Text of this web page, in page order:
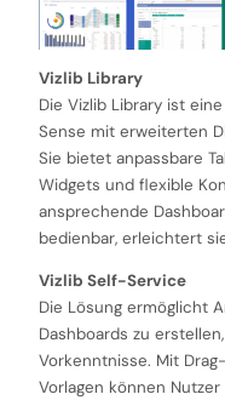
Vizlib Library
Die Vizlib Library ist
Sense mit erweiterten
Sie bietet anpassbare
Widgets und flexible
ansprechende
bedienbar, erleichtert
Vizlib Self-Service
Die Lösung ermöglicht
Dashboards zu
Vorkenntnisse. Mit
Vorlagen können